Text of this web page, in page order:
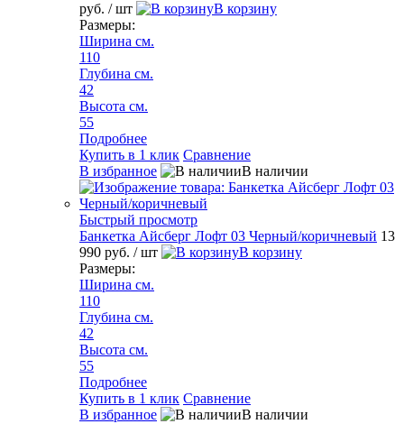
руб. / шт
В корзину
Размеры:
Ширина см.
110
Глубина см.
42
Высота см.
55
Подробнее
Купить в 1 клик Сравнение
В избранное
В наличии
Быстрый просмотр
Банкетка Айсберг Лофт 03 Черный/коричневый 13
990 руб. / шт
В корзину
Размеры:
Ширина см.
110
Глубина см.
42
Высота см.
55
Подробнее
Купить в 1 клик Сравнение
В избранное
В наличии